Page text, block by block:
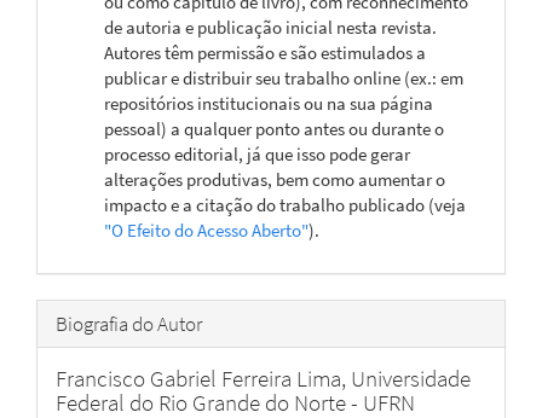
de autoria e publicação inicial nesta revista.
Autores têm permissão e são estimulados a
publicar e distribuir seu trabalho online (ex.: em
repositórios institucionais ou na sua página
pessoal) a qualquer ponto antes ou durante o
processo editorial, já que isso pode gerar
alterações produtivas, bem como aumentar o
impacto e a citação do trabalho publicado (veja
"O Efeito do Acesso Aberto").
Biografia do Autor
Francisco Gabriel Ferreira Lima, Universidade
Federal do Rio Grande do Norte - UFRN